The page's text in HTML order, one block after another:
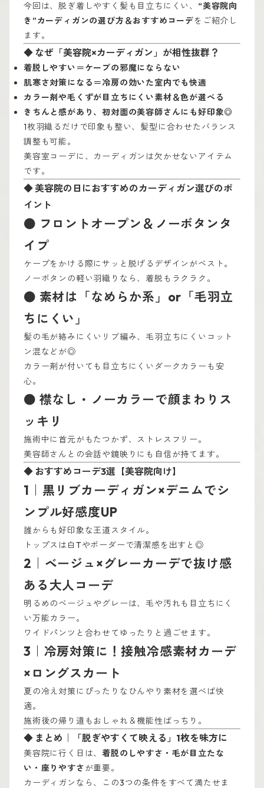
今回は、脱ぎ着しやすく髪も目立ちにくい、 “美容院向
き”カーディガンの選び方＆おすすめコーデをご紹介し
ます。
◆ なぜ「美容院×カーディガン」が相性抜群？
着脱しやすい＝ケープの邪魔にならない
肌寒さ対策になる＝冷房の効いた室内でも快適
カラー剤や毛くずが目立ちにくい素材＆色が選べる
きちんと感があり、初対面の美容師さんにも好印象◎
1枚羽織るだけで印象も整い、髪型に合わせたバランス
調整も可能。
美容室コーデに、カーディガンは欠かせないアイテム
です。
◆ 美容院の日におすすめのカーディガン選びのポ
イント
● フロントオープン＆ノーボタンタ
イプ
ケープをかける際にサッと脱げるデザインがベスト。
ノーボタンの軽い羽織りなら、着脱もラクラク。
● 素材は「なめらか系」or「毛羽立
ちにくい」
髪の毛が絡みにくいリブ編み、毛羽立ちにくいコット
ン混などが◎
カラー剤が付いても目立ちにくいダークカラーも安
心。
● 襟なし・ノーカラーで顔まわりス
ッキリ
施術中に首元がもたつかず、ストレスフリー。
美容師さんとの会話や鏡映りにも自信が持てます。
◆ おすすめコーデ3選【美容院向け】
1｜黒リブカーディガン×デニムでシ
ンプル好感度UP
誰からも好印象な王道スタイル。
トップスは白Tやボーダーで清潔感を出すと◎
2｜ベージュ×グレーカーデで抜け感
ある大人コーデ
明るめのベージュやグレーは、毛や汚れも目立ちにく
い万能カラー。
ワイドパンツと合わせてゆったりと過ごせます。
3｜冷房対策に！接触冷感素材カーデ
×ロングスカート
夏の冷え対策にぴったりなひんやり素材を選べば快
適。
施術後の帰り道もおしゃれ＆機能性ばっちり。
◆ まとめ｜「脱ぎやすくて映える」1枚を味方に
美容院に行く日は、着脱のしやすさ・毛が目立たな
い・座りやすさが重要。
カーディガンなら、この3つの条件をすべて満たせま